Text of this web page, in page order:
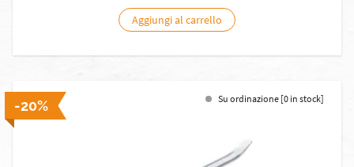
Aggiungi al carrello
-20% Su ordinazione [0 in stock]